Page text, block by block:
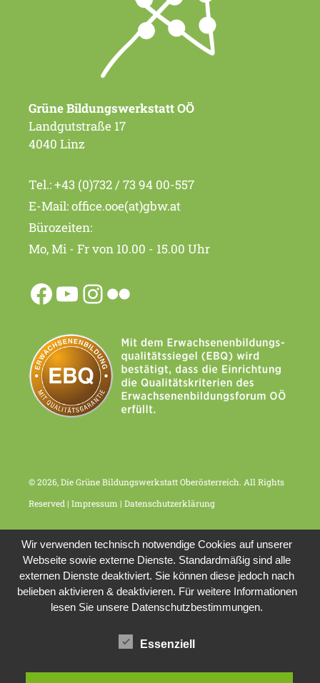
Grüne Bildungswerkstatt OÖ
Landgutstraße 17
4040 Linz
Tel.:+43 (0)732 / 73 94 00-557
E-Mail:office.ooe(at)gbw.at
Bürozeiten:
Mo, Mi - Fr von 10.00 - 15.00 Uhr
© 2026, Die Grüne Bildungswerkstatt Oberösterreich. All Rights
Reserved |Impressum |Datenschutzerklärung
Wir verwenden technisch notwendige Cookies auf unserer
Webseite sowie externe Dienste. Standardmäßig sind alle
externen Dienste deaktiviert. Sie können diese jedoch nach
belieben aktivieren & deaktivieren. Für weitere Informationen
lesen Sie unsere Datenschutzbestimmungen.
Essenziell